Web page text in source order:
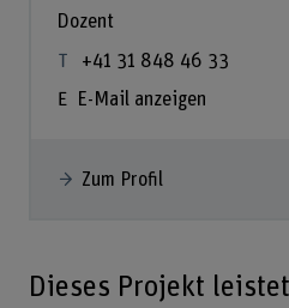
Dozent
+41 31 848 46 33
E-Mail anzeigen
Zum Profil
Dieses Projekt